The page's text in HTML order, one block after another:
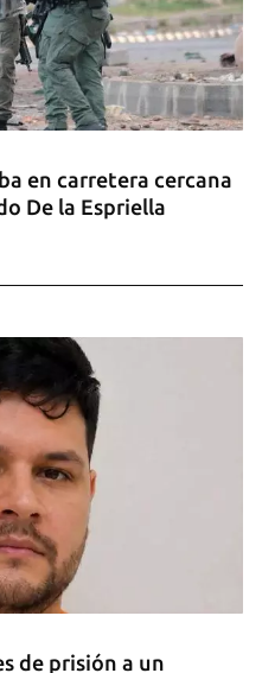
en carretera cercana
De la Espriella
expulsado de
del ICE
de prisión a un